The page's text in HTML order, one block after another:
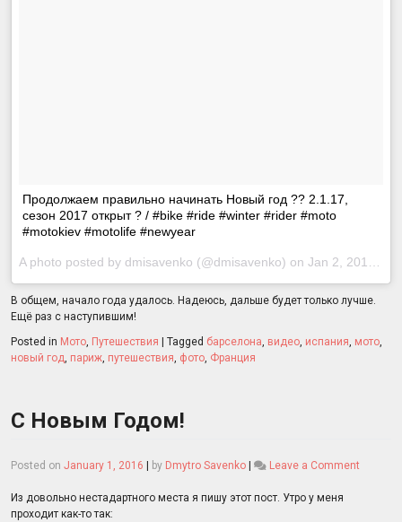
Продолжаем правильно начинать Новый год ?? 2.1.17,
сезон 2017 открыт ? / #bike #ride #winter #rider #moto
#motokiev #motolife #newyear
A photo posted by dmisavenko (@dmisavenko) on Jan 2, 2017 at 1:58am PST
В общем, начало года удалось. Надеюсь, дальше будет только лучше.
Ещё раз с наступившим!
Posted in Мото, Путешествия Tagged барселона, видео, испания, мото,
новый год, париж, путешествия, фото, Франция
С Новым Годом!
Posted on January 1, 2016 by Dmytro Savenko Leave a Comment
Из довольно нестадартного места я пишу этот пост. Утро у меня
проходит как-то так: